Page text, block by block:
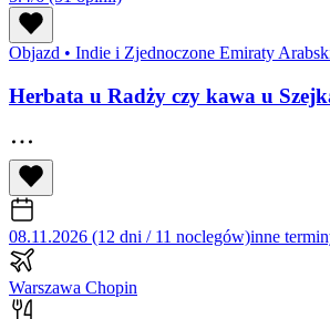
Objazd • Indie i Zjednoczone Emiraty
Herbata u Radży czy kawa u
08.11.2026 (12 dni / 11 noclegów)inne
Warszawa Chopin